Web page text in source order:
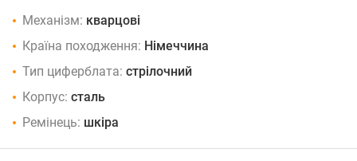
Механізм: кварцові
Країна походження: Німеччина
Тип циферблата: стрілочний
Корпус: сталь
Ремінець: шкіра